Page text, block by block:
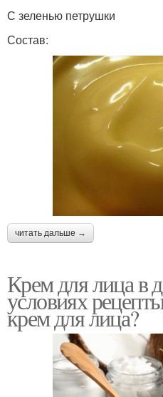
С зеленью петрушки
Состав:
читать дальше →
Крем для лица в
условиях
крем для лица?